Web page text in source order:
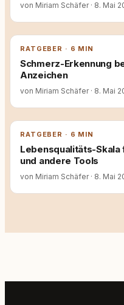
von Miriam Schäfer · 8. Mai
RATGEBER · 6 MIN
Schmerz-Erkennung
Anzeichen
von Miriam Schäfer · 8. Mai
RATGEBER · 6 MIN
Lebensqualitäts-Skala
und andere Tools
von Miriam Schäfer · 8. Mai